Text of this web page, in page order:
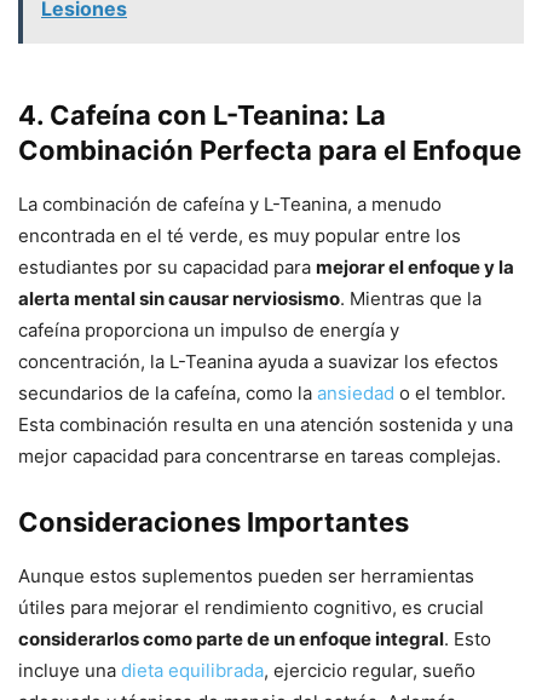
Lesiones
4. Cafeína con L-Teanina: La
Combinación Perfecta para el Enfoque
La combinación de cafeína y L-Teanina, a menudo
encontrada en el té verde, es muy popular entre los
estudiantes por su capacidad para mejorar el enfoque y la
alerta mental sin causar nerviosismo. Mientras que la
cafeína proporciona un impulso de energía y
concentración, la L-Teanina ayuda a suavizar los efectos
secundarios de la cafeína, como la ansiedad o el temblor.
Esta combinación resulta en una atención sostenida y una
mejor capacidad para concentrarse en tareas complejas.
Consideraciones Importantes
Aunque estos suplementos pueden ser herramientas
útiles para mejorar el rendimiento cognitivo, es crucial
considerarlos como parte de un enfoque integral. Esto
incluye una dieta equilibrada, ejercicio regular, sueño